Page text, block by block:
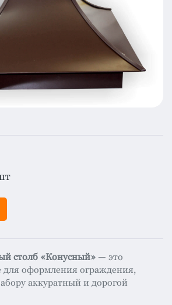
Изоляция
Монтаж
Фальцевая
все
категории
столб «Конусный» — это
для оформления ограждения,
аккуратный и дорогой